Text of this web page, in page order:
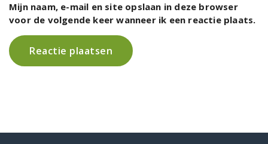
Mijn naam, e-mail en site opslaan in deze browser
voor de volgende keer wanneer ik een reactie plaats.